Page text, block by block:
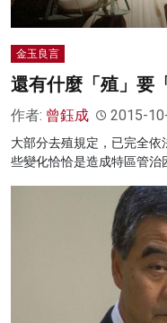
金玉良言
還有什麼「殖」要
作者: 曾鈺成 2015-
大部分去殖規定，已完全
些變化恰恰是造成特區管治